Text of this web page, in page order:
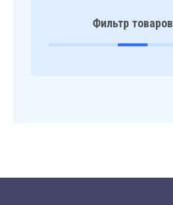
Фильтр товаров